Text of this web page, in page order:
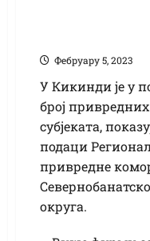
Фебруарy 5, 2023
У Кикинди је у
број привредних
субјеката,
подаци
привредне
округа.